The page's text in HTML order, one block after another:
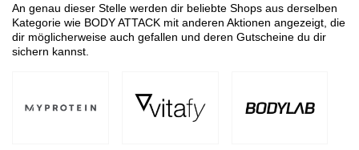
An genau dieser Stelle werden dir beliebte Shops aus derselben
Kategorie wie BODY ATTACK mit anderen Aktionen angezeigt, die
dir möglicherweise auch gefallen und deren Gutscheine du dir
sichern kannst.